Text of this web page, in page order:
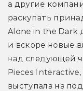
а другие
раскупать
Alone in the Dark
и вскоре новые
над следующей
Pieces
выступала на